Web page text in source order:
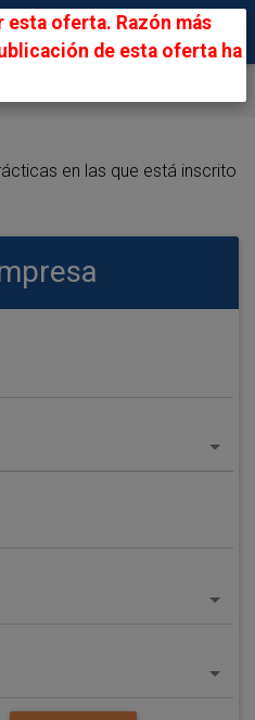
en las que está inscrito
esta oferta. Razón más
de esta oferta ha